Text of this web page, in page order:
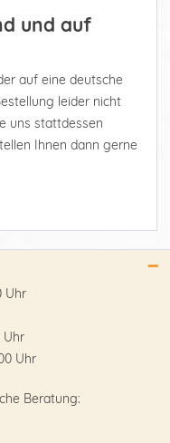
und auf
auf eine deutsche
leider nicht
uns stattdessen
Ihnen dann gerne
Uhr
Uhr
Uhr
Beratung: